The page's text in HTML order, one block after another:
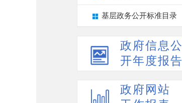
基层政务公开标准目录
政府信息公
开年度报告
政府网站